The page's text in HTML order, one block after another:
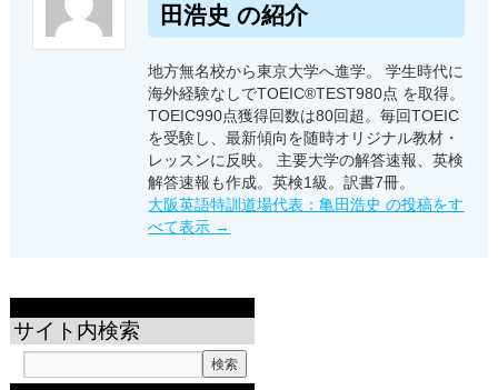
田浩史 の紹介
地方無名校から東京大学へ進学。 学生時代に
海外経験なしでTOEIC®TEST980点 を取得。
TOEIC990点獲得回数は80回超。毎回TOEIC
を受験し、最新傾向を随時オリジナル教材・
レッスンに反映。 主要大学の解答速報、英検
解答速報も作成。英検1級。訳書7冊。
大阪英語特訓道場代表：亀田浩史 の投稿をす
べて表示 →
サイト内検索